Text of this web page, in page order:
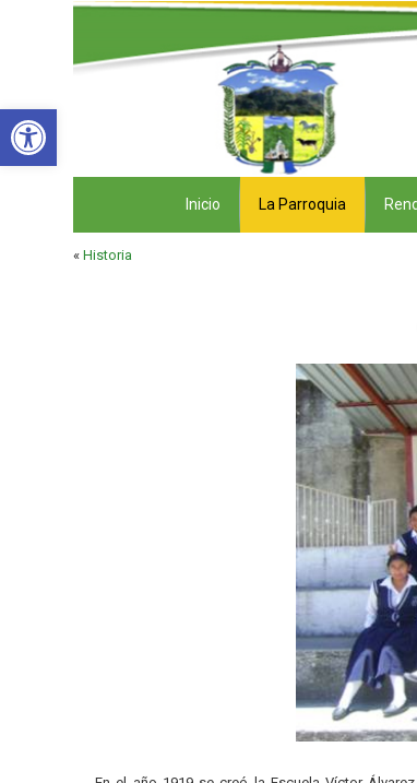
Abrir barra de herramientas
Inicio La Parroquia
«Historia